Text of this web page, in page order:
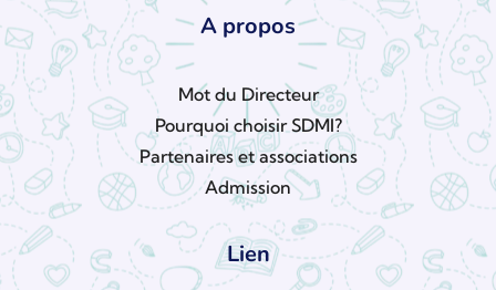
A propos
Mot du Directeur
Pourquoi choisir SDMI?
Partenaires et associations
Admission
Lien